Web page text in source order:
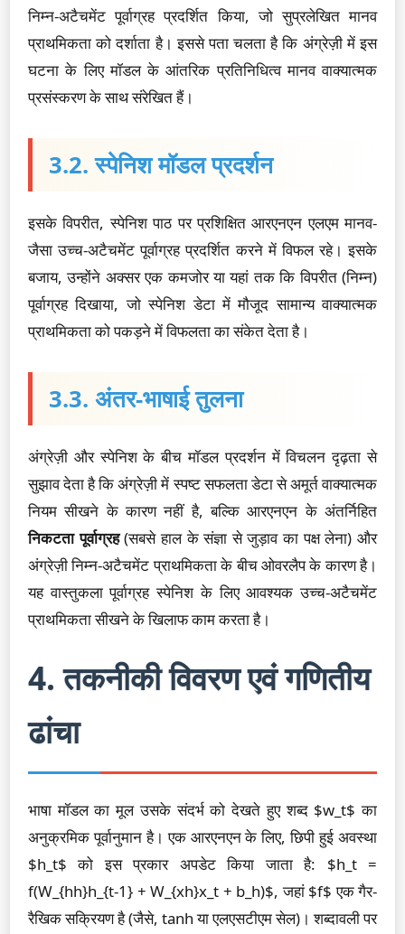
निम्न-अटैचमेंट पूर्वाग्रह प्रदर्शित किया, जो सुप्रलेखित मानव
प्राथमिकता को दर्शाता है। इससे पता चलता है कि अंग्रेज़ी में इस
घटना के लिए मॉडल के आंतरिक प्रतिनिधित्व मानव वाक्यात्मक
प्रसंस्करण के साथ संरेखित हैं।
3.2. स्पेनिश मॉडल प्रदर्शन
इसके विपरीत, स्पेनिश पाठ पर प्रशिक्षित आरएनएन एलएम मानव-
जैसा उच्च-अटैचमेंट पूर्वाग्रह प्रदर्शित करने में विफल रहे। इसके
बजाय, उन्होंने अक्सर एक कमजोर या यहां तक कि विपरीत (निम्न)
पूर्वाग्रह दिखाया, जो स्पेनिश डेटा में मौजूद सामान्य वाक्यात्मक
प्राथमिकता को पकड़ने में विफलता का संकेत देता है।
3.3. अंतर-भाषाई तुलना
अंग्रेज़ी और स्पेनिश के बीच मॉडल प्रदर्शन में विचलन दृढ़ता से
सुझाव देता है कि अंग्रेज़ी में स्पष्ट सफलता डेटा से अमूर्त वाक्यात्मक
नियम सीखने के कारण नहीं है, बल्कि आरएनएन के अंतर्निहित
निकटता पूर्वाग्रह(सबसे हाल के संज्ञा से जुड़ाव का पक्ष लेना) और
अंग्रेज़ी निम्न-अटैचमेंट प्राथमिकता के बीच ओवरलैप के कारण है।
यह वास्तुकला पूर्वाग्रह स्पेनिश के लिए आवश्यक उच्च-अटैचमेंट
प्राथमिकता सीखने के खिलाफ काम करता है।
4. तकनीकी विवरण एवं गणितीय
ढांचा
भाषा मॉडल का मूल उसके संदर्भ को देखते हुए शब्द $w_t$ का
अनुक्रमिक पूर्वानुमान है। एक आरएनएन के लिए, छिपी हुई अवस्था
$h_t$ को इस प्रकार अपडेट किया जाता है: $h_t =
f(W_{hh}h_{t-1} + W_{xh}x_t + b_h)$, जहां $f$ एक गैर-
रैखिक सक्रियण है (जैसे, tanh या एलएसटीएम सेल)। शब्दावली पर